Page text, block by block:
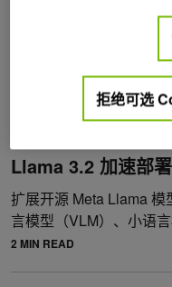
Llama 3.2 加速部
扩展开源 Meta Llama
言模型（VLM）、小语
2 MIN READ
拒绝可选